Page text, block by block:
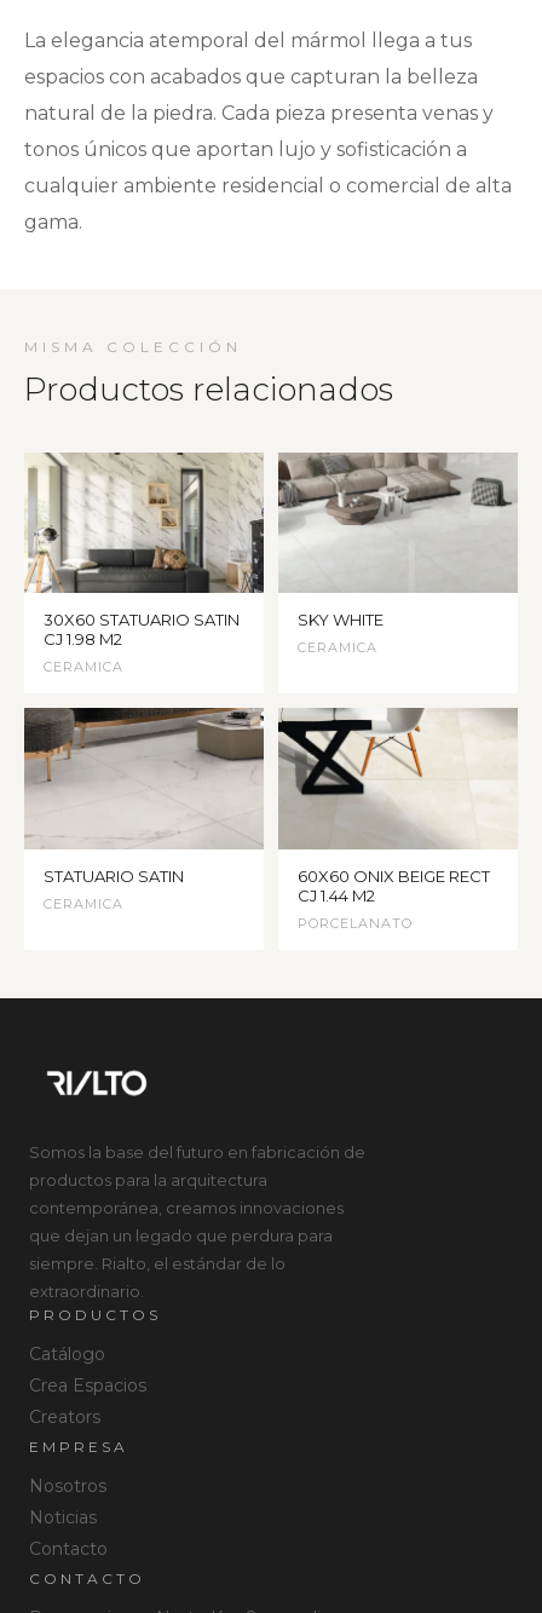
La elegancia atemporal del mármol llega a tus
espacios con acabados que capturan la belleza
natural de la piedra. Cada pieza presenta venas y
tonos únicos que aportan lujo y sofisticación a
cualquier ambiente residencial o comercial de alta
gama.
MISMA COLECCIÓN
Productos relacionados
30X60 STATUARIO SATIN
CJ 1.98 M2
CERAMICA
SKY WHITE
CERAMICA
STATUARIO SATIN
CERAMICA
60X60 ONIX BEIGE RECT
CJ 1.44 M2
PORCELANATO
Somos la base del futuro en fabricación de
productos para la arquitectura
contemporánea, creamos innovaciones
que dejan un legado que perdura para
siempre. Rialto, el estándar de lo
extraordinario.
PRODUCTOS
Catálogo
Crea Espacios
Creators
EMPRESA
Nosotros
Noticias
Contacto
CONTACTO